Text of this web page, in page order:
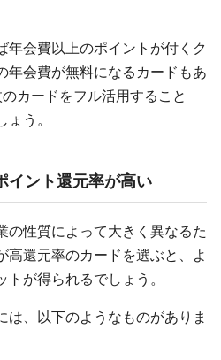
年会費以上のポイントが付くク
年会費が無料になるカードもあ
カードをフル活用すること
う。
イント還元率が高い
の性質によって大きく異なるた
高還元率のカードを選ぶと、よ
が得られるでしょう。
は、以下のようなものがありま